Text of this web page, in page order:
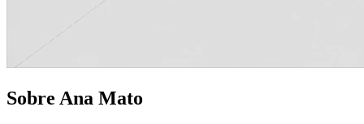
Sobre Ana Mato